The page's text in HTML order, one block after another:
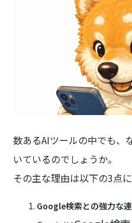
数あるAIツールの中でも、
いているのでしょうか。
その主な理由は以下の3点に
Google検索との強力な